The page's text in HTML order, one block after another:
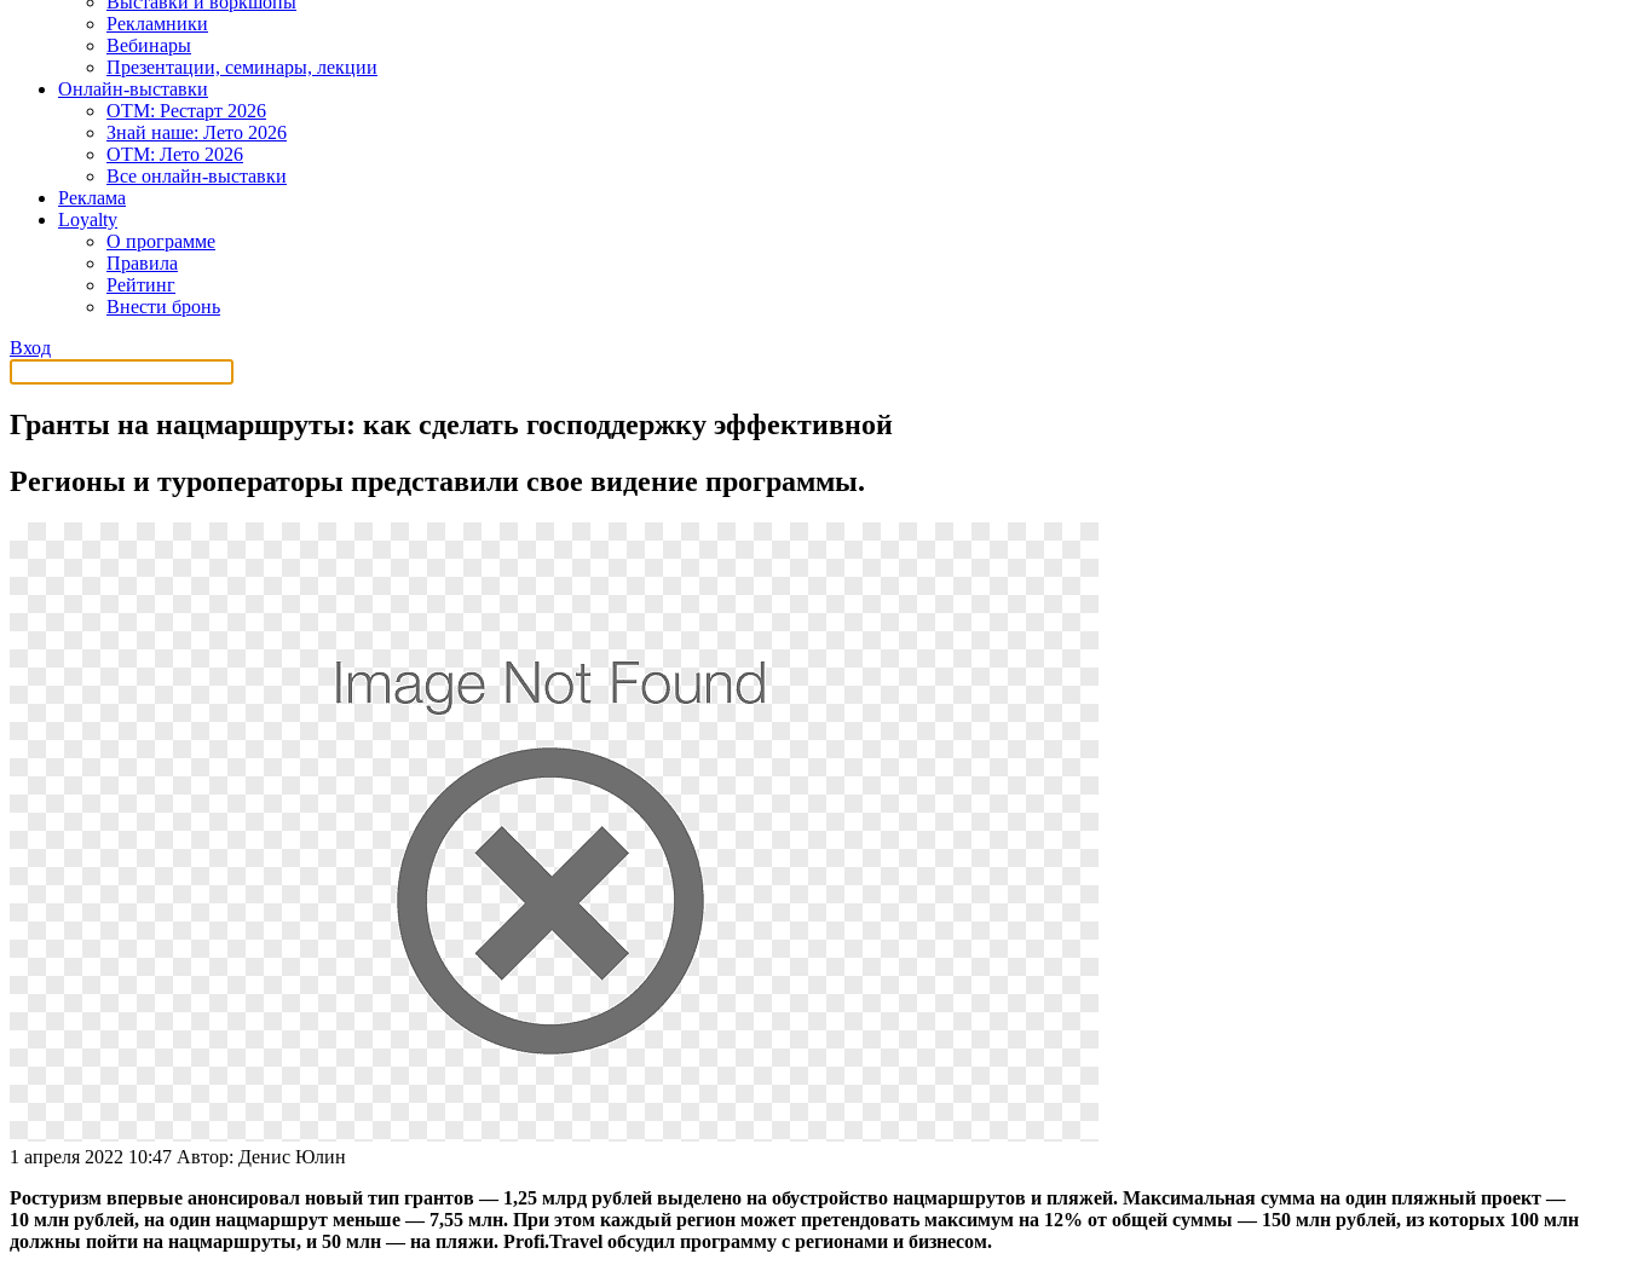
Рекламники
Вебинары
Презентации, семинары, лекции
Онлайн-выставки
OTM: Рестарт 2026
Знай наше: Лето 2026
OTM: Лето 2026
Все онлайн-выставки
Реклама
Loyalty
О программе
Правила
Рейтинг
Внести бронь
Вход
Гранты на нацмаршруты: как сделать господдержку эффективной
Регионы и туроператоры представили свое видение программы.
1 апреля 2022 10:47 Автор: Денис Юлин
Ростуризм впервые анонсировал новый тип грантов — 1,25 млрд рублей выделено на обустройство нацмаршрутов и пляжей. Максимальная сумма на один пляжный проект —
10 млн рублей, на один нацмаршрут меньше — 7,55 млн. При этом каждый регион может претендовать максимум на 12% от общей суммы — 150 млн рублей, из которых 100 млн
должны пойти на нацмаршруты, и 50 млн — на пляжи. Profi.Travel обсудил программу с регионами и бизнесом.